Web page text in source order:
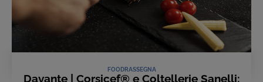
FOODRASSEGNA
Davante | Corsicef® e Coltellerie Sanelli: